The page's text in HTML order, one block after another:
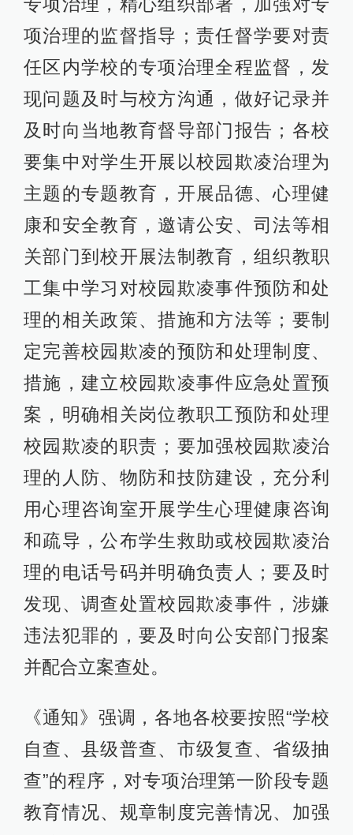
项治理的监督指导；责任督学要对责
任区内学校的专项治理全程监督，发
现问题及时与校方沟通，做好记录并
及时向当地教育督导部门报告；各校
要集中对学生开展以校园欺凌治理为
主题的专题教育，开展品德、心理健
康和安全教育，邀请公安、司法等相
关部门到校开展法制教育，组织教职
工集中学习对校园欺凌事件预防和处
理的相关政策、措施和方法等；要制
定完善校园欺凌的预防和处理制度、
措施，建立校园欺凌事件应急处置预
案，明确相关岗位教职工预防和处理
校园欺凌的职责；要加强校园欺凌治
理的人防、物防和技防建设，充分利
用心理咨询室开展学生心理健康咨询
和疏导，公布学生救助或校园欺凌治
理的电话号码并明确负责人；要及时
发现、调查处置校园欺凌事件，涉嫌
违法犯罪的，要及时向公安部门报案
并配合立案查处。
《通知》强调，各地各校要按照“学校
自查、县级普查、市级复查、省级抽
查”的程序，对专项治理第一阶段专题
教育情况、规章制度完善情况、加强